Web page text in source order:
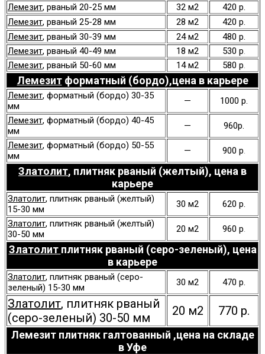
Лемезит, рваный 20-25 мм 32 м2
420 р.
Лемезит, рваный 25-28 мм 28 м2
420 р.
Лемезит, рваный 30-39 мм 24 м2
480 р.
Лемезит, рваный 40-49 мм 18 м2 530 р.
Лемезит, рваный 50-60 мм 14 м2 580 р.
Лемезитформатный (бордо),цена в карьере
Лемезит, форматный (бордо) 30-35
мм
—
1000 р.
Лемезит, форматный (бордо) 40-45
мм
—
960р.
Лемезит, форматный (бордо) 50-55
мм
— 900 р.
Златолит, плитняк рваный (желтый), цена в
карьере
Златолит, плитняк рваный (желтый)
15-30 мм
30 м2
620 р.
Златолит, плитняк рваный (желтый)
30-50 мм
20 м2 960 р.
Златолит плитняк рваный (серо-зеленый), цена
в карьере
Златолит, плитняк рваный (серо-
зеленый) 15-30 мм
30 м2 470 р.
Златолит, плитняк рваный
(серо-зеленый) 30-50 мм
20 м2 770 р.
Лемезит плитняк галтованный ,цена на складе
в Уфе